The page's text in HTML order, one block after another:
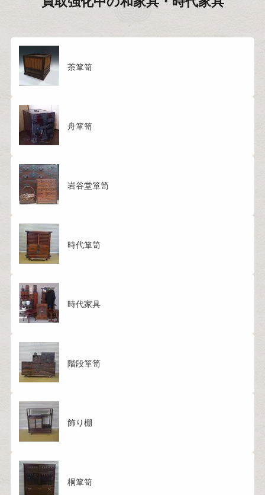
茶箪笥
舟箪笥
岩谷堂箪笥
時代箪笥
時代家具
階段箪笥
飾り棚
桐箪笥